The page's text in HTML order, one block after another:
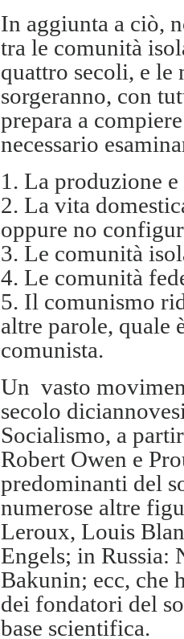
In aggiunta a ciò,
tra le comunità
quattro secoli, e le
sorgeranno, con
prepara a
necessario
1. La produzione
2. La vita
oppure no
3. Le comunità
4. Le comunità
5. Il comunismo
altre parole, quale
comunista.
Un vasto
secolo
Socialismo, a
Robert Owen e
predominanti del
numerose altre
Leroux, Louis
Engels; in Russia:
Bakunin; ecc, che
dei fondatori del
base scientifica.